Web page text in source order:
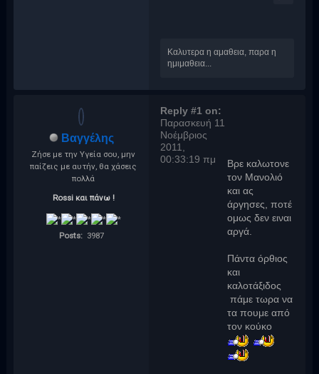
Καλυτερα η αμαθεια, παρα η
ημιμαθεια...
Βαγγέλης
Ζήσε με την Υγεία σου, μην
παίζεις με αυτήν, θα χάσεις
πολλά
Rossi και πάνω !
Posts: 3987
Reply #1 on:
Παρασκευή 11
Νοέμβριος
2011,
00:33:19 πμ
Βρε καλωτονε
τον Μανολιό
και ας
άργησες, ποτέ
ομως δεν ειναι
αργά.
Πάντα όρθιος
και
καλοτάξιδος
πάμε τωρα να
τα πουμε από
τον κούκο